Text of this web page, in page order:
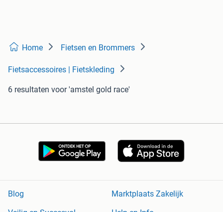
Home Fietsen en Brommers
Fietsaccessoires | Fietskleding
6 resultaten voor 'amstel gold race'
Blog
Marktplaats Zakelijk